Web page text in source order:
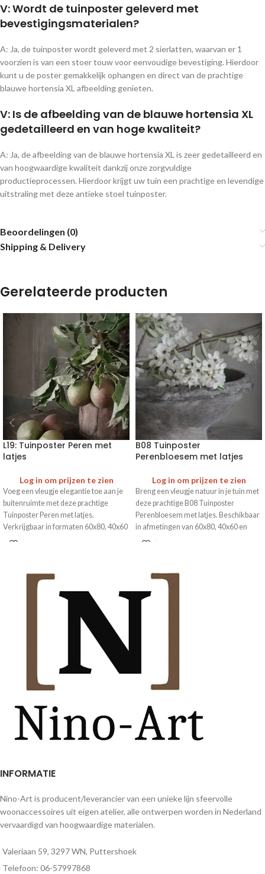
V: Wordt de tuinposter geleverd met
bevestigingsmaterialen?
A: Ja, de tuinposter wordt geleverd met 2 sierlatten, waarvan er 1
voorzien is van een stoer touw voor eenvoudige bevestiging. Hierdoor
kunt u de poster gemakkelijk ophangen en direct van de prachtige
blauwe hortensia XL afbeelding genieten.
V: Is de afbeelding van de blauwe hortensia XL
gedetailleerd en van hoge kwaliteit?
A: Ja, de afbeelding van de blauwe hortensia XL is zeer gedetailleerd en
van hoogwaardige kwaliteit dankzij onze zorgvuldige
productieprocessen. Hierdoor krijgt uw tuin een prachtige en levendige
uitstraling met deze antieke stoel tuinposter.
Beoordelingen (0)
Shipping & Delivery
Gerelateerde producten
L19: Tuinposter Peren met
latjes
Log in om prijzen te zien
Voeg een vleugje elegantie toe aan je
buitenruimte met deze prachtige
Tuinposter Peren met latjes.
Verkrijgbaar in formaten 60x80, 40x60
en 30x40 voor elke tuin.
B08 Tuinposter
Perenbloesem met latjes
Log in om prijzen te zien
Breng een vleugje natuur in je tuin met
deze prachtige B08 Tuinposter
Perenbloesem met latjes. Beschikbaar
in afmetingen van 60x80, 40x60 en
30x40. Opvallend en sfeervol.
INFORMATIE
Nino-Art is producent/leverancier van een unieke lijn sfeervolle
woonaccessoires uit eigen atelier, alle ontwerpen worden in Nederland
vervaardigd van hoogwaardige materialen.
Valeriaan 59, 3297 WN, Puttershoek
Telefoon: 06-57997868